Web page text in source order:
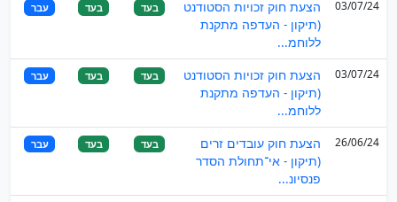
03/07/24
הצעת חוק זכויות הסטודנט
(תיקון - העדפה מתקנת
ללוחמ...
בעד בעד עבר
03/07/24
הצעת חוק זכויות הסטודנט
(תיקון - העדפה מתקנת
ללוחמ...
בעד בעד עבר
26/06/24
הצעת חוק עובדים זרים
(תיקון - אי־תחולת הסדר
פנסיונ...
בעד בעד עבר